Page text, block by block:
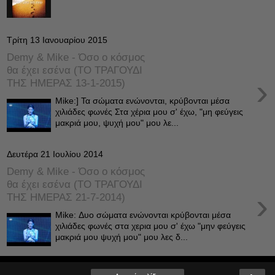
Τρίτη 13 Ιανουαρίου 2015
Demy & Mike - Όσο ο κόσμος
θα έχει εσένα (ΤΟ ΤΡΑΓΟΥΔΙ
ΤΗΣ ΗΜΕΡΑΣ 13-1-2015)
›
Mike:] Τα σώματα ενώνονται, κρύβονται μέσα
χιλιάδες φωνές Στα χέρια μου σ' έχω, "μη φεύγεις
μακριά μου, ψυχή μου" μου λε...
Δευτέρα 21 Ιουλίου 2014
Demy & Mike - Όσο ο κόσμος
θα έχει εσένα (ΤΟ ΤΡΑΓΟΥΔΙ
ΤΗΣ ΗΜΕΡΑΣ 21-7-2014)
›
Mike: Δυο σώματα ενώνονται κρύβονται μέσα
χιλιάδες φωνές στα χερια μου σ' έχω "μην φεύγεις
μακριά μου ψυχή μου" μου λες δ...